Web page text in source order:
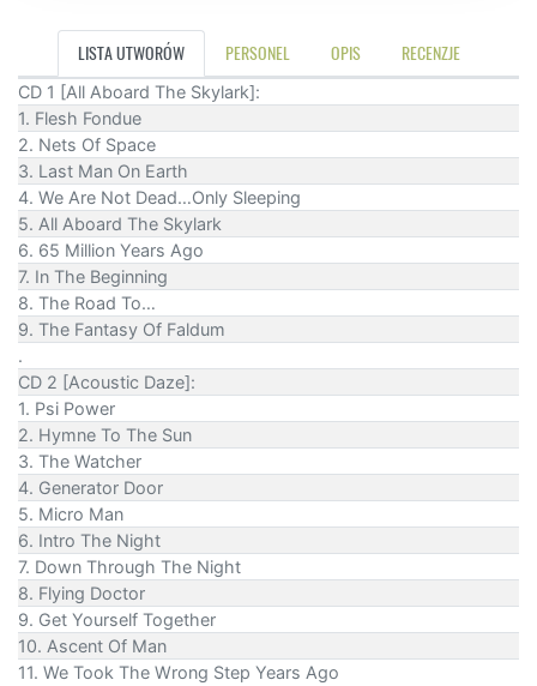
LISTA UTWORÓW PERSONEL OPIS RECENZJE
CD 1 [All Aboard The Skylark]:
1. Flesh Fondue
2. Nets Of Space
3. Last Man On Earth
4. We Are Not Dead…Only Sleeping
5. All Aboard The Skylark
6. 65 Million Years Ago
7. In The Beginning
8. The Road To…
9. The Fantasy Of Faldum
.
CD 2 [Acoustic Daze]:
1. Psi Power
2. Hymne To The Sun
3. The Watcher
4. Generator Door
5. Micro Man
6. Intro The Night
7. Down Through The Night
8. Flying Doctor
9. Get Yourself Together
10. Ascent Of Man
11. We Took The Wrong Step Years Ago